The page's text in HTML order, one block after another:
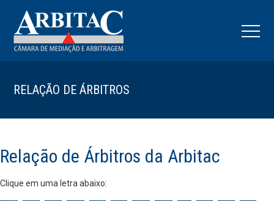
RELAÇÃO DE ÁRBITROS
Relação de Árbitros da Arbitac
Clique em uma letra abaixo: